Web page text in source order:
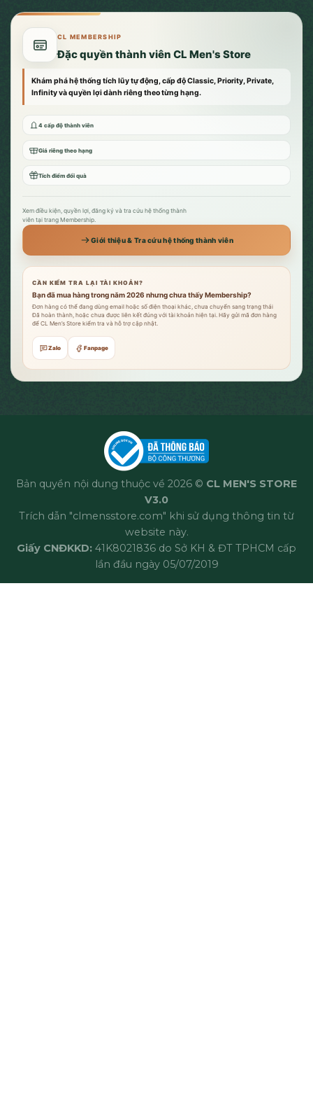
CL MEMBERSHIP
Đặc quyền thành viên CL Men's Store
Khám phá hệ thống tích lũy tự động, cấp độ Classic, Priority, Private,
Infinity và quyền lợi dành riêng theo từng hạng.
4 cấp độ thành viên
Giá riêng theo hạng
Tích điểm đổi quà
Xem điều kiện, quyền lợi, đăng ký và tra cứu hệ thống thành
viên tại trang Membership.
Giới thiệu & Tra cứu hệ thống thành viên
CẦN KIỂM TRA LẠI TÀI KHOẢN?
Bạn đã mua hàng trong năm 2026 nhưng chưa thấy Membership?
Đơn hàng có thể đang dùng email hoặc số điện thoại khác, chưa chuyển sang trạng thái
Đã hoàn thành, hoặc chưa được liên kết đúng với tài khoản hiện tại. Hãy gửi mã đơn hàng
để CL Men’s Store kiểm tra và hỗ trợ cập nhật.
Zalo Fanpage
Bản quyền nội dung thuộc về 2026 © CL MEN'S STORE
V3.0
Trích dẫn "clmensstore.com" khi sử dụng thông tin từ
website này.
Giấy CNĐKKD: 41K8021836 do Sở KH & ĐT TPHCM cấp
lần đầu ngày 05/07/2019